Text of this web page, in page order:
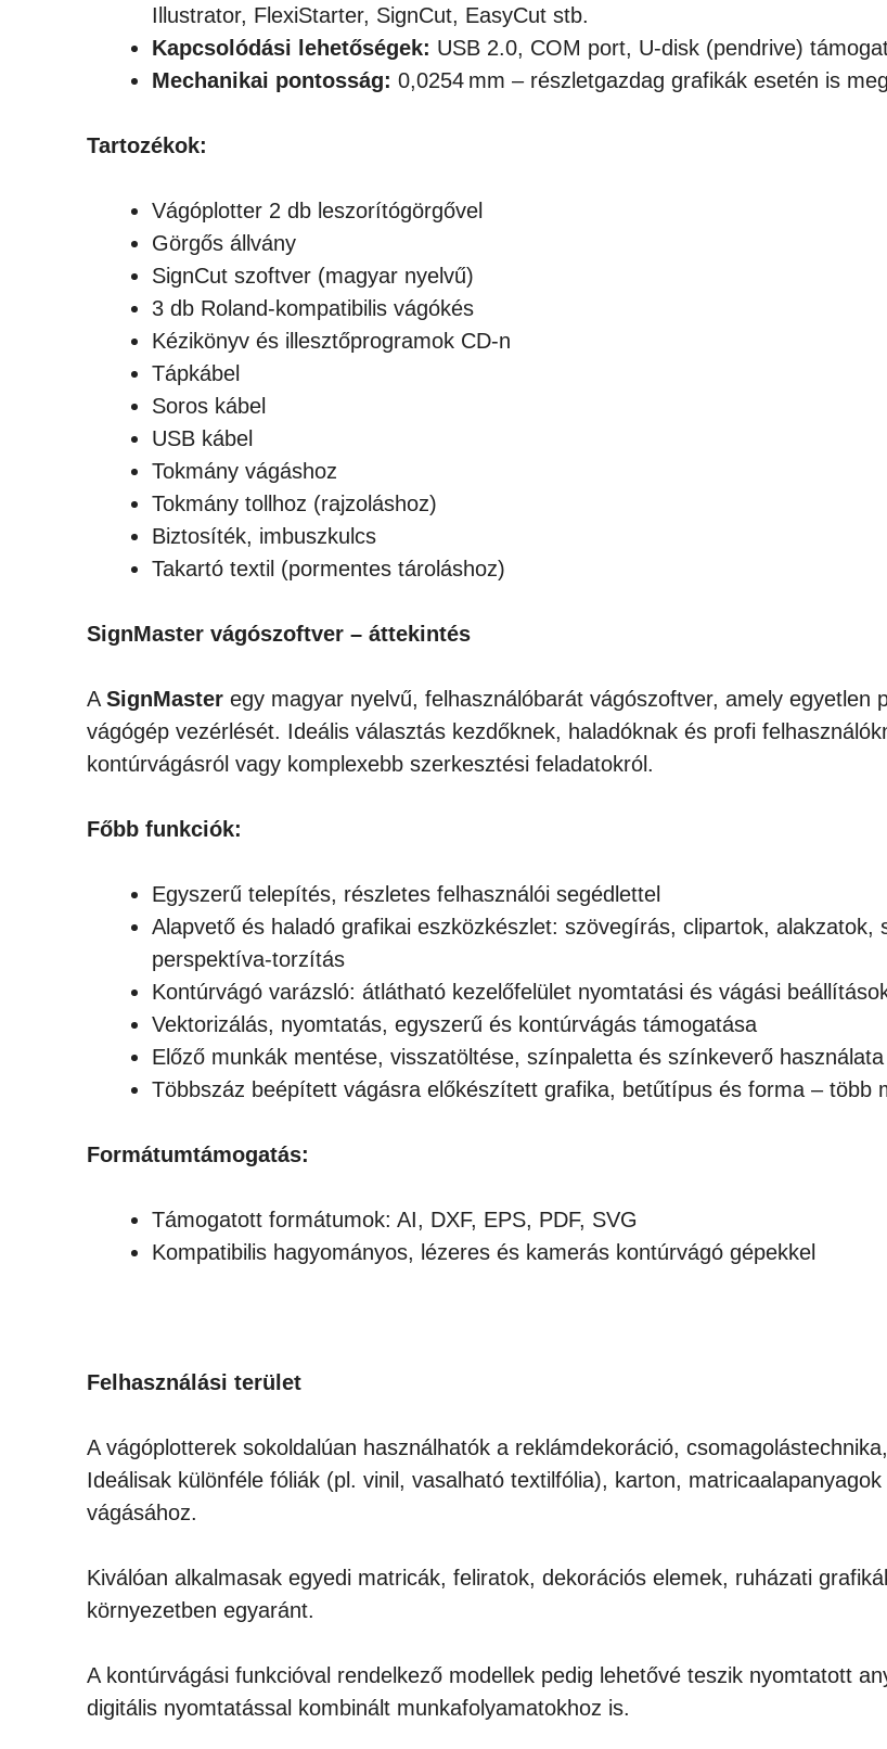
Illustrator, FlexiStarter, SignCut, EasyCut stb.
Kapcsolódási lehetőségek: USB 2.0, COM port, U-disk (pendrive)
Mechanikai pontosság: 0,0254 mm – részletgazdag grafikák esetén is
Tartozékok:
Vágóplotter 2 db leszorítógörgővel
Görgős állvány
SignCut szoftver (magyar nyelvű)
3 db Roland-kompatibilis vágókés
Kézikönyv és illesztőprogramok CD-n
Tápkábel
Soros kábel
USB kábel
Tokmány vágáshoz
Tokmány tollhoz (rajzoláshoz)
Biztosíték, imbuszkulcs
Takartó textil (pormentes tároláshoz)
SignMaster vágószoftver – áttekintés
A SignMaster egy magyar nyelvű, felhasználóbarát vágószoftver, amely
vágógép vezérlését. Ideális választás kezdőknek, haladóknak és profi
kontúrvágásról vagy komplexebb szerkesztési feladatokról.
Főbb funkciók:
Egyszerű telepítés, részletes felhasználói segédlettel
Alapvető és haladó grafikai eszközkészlet: szövegírás, clipartok, alakzatok,
perspektíva-torzítás
Kontúrvágó varázsló: átlátható kezelőfelület nyomtatási és vágási
Vektorizálás, nyomtatás, egyszerű és kontúrvágás támogatása
Előző munkák mentése, visszatöltése, színpaletta és színkeverő használata
Többszáz beépített vágásra előkészített grafika, betűtípus és forma – több
Formátumtámogatás:
Támogatott formátumok: AI, DXF, EPS, PDF, SVG
Kompatibilis hagyományos, lézeres és kamerás kontúrvágó gépekkel
Felhasználási terület
A vágóplotterek sokoldalúan használhatók a reklámdekoráció,
Ideálisak különféle fóliák (pl. vinil, vasalható textilfólia), karton,
vágásához.
Kiválóan alkalmasak egyedi matricák, feliratok, dekorációs elemek, ruházati
környezetben egyaránt.
A kontúrvágási funkcióval rendelkező modellek pedig lehetővé teszik nyomtatott
digitális nyomtatással kombinált munkafolyamatokhoz is.